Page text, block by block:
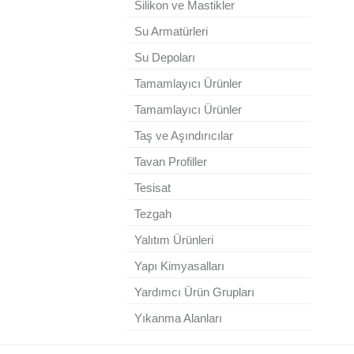
Silikon ve Mastikler
Su Armatürleri
Su Depoları
Tamamlayıcı Ürünler
Tamamlayıcı Ürünler
Taş ve Aşındırıcılar
Tavan Profiller
Tesisat
Tezgah
Yalıtım Ürünleri
Yapı Kimyasalları
Yardımcı Ürün Grupları
Yıkanma Alanları